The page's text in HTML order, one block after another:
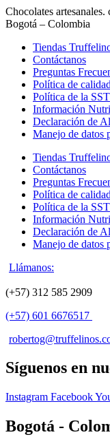
Chocolates
Bogotá – Colombia
Tiendas
Contáctanos
Preguntas
Política de calidad
Política de la SST
Información
Declaración de
Manejo de datos
Tiendas
Contáctanos
Preguntas
Política de calidad
Política de la SST
Información
Declaración de
Manejo de datos
Llámanos:
(+57) 312 585 2909
(+57) 601 6676517
Síguenos en
Instagram Facebook
Bogotá -